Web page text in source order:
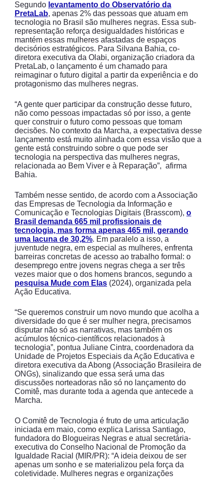
Segundo levantamento do Observatório da
PretaLab, apenas 2% das pessoas que atuam em
tecnologia no Brasil são mulheres negras. Essa sub-
representação reforça desigualdades históricas e
mantém essas mulheres afastadas de espaços
decisórios estratégicos. Para Silvana Bahia, co-
diretora executiva da Olabi, organização criadora da
PretaLab, o lançamento é um chamado para
reimaginar o futuro digital a partir da experiência e do
protagonismo das mulheres negras.
“A gente quer participar da construção desse futuro,
não como pessoas impactadas só por isso, a gente
quer construir o futuro como pessoas que tomam
decisões. No contexto da Marcha, a expectativa desse
lançamento está muito alinhada com essa visão que a
gente está construindo sobre o que pode ser
tecnologia na perspectiva das mulheres negras,
relacionada ao Bem Viver e à Reparação”, afirma
Bahia.
Também nesse sentido, de acordo com a Associação
das Empresas de Tecnologia da Informação e
Comunicação e Tecnologias Digitais (Brasscom), o
Brasil demanda 665 mil profissionais de
tecnologia, mas forma apenas 465 mil, gerando
uma lacuna de 30,2%. Em paralelo a isso, a
juventude negra, em especial as mulheres, enfrenta
barreiras concretas de acesso ao trabalho formal: o
desemprego entre jovens negras chega a ser três
vezes maior que o dos homens brancos, segundo a
pesquisa Mude com Elas (2024), organizada pela
Ação Educativa.
“Se queremos construir um novo mundo que acolha a
diversidade do que é ser mulher negra, precisamos
disputar não só as narrativas, mas também os
acúmulos técnico-científicos relacionados à
tecnologia”, pontua Juliane Cintra, coordenadora da
Unidade de Projetos Especiais da Ação Educativa e
diretora executiva da Abong (Associação Brasileira de
ONGs), sinalizando que essa será uma das
discussões norteadoras não só no lançamento do
Comitê, mas durante toda a agenda que antecede a
Marcha.
O Comitê de Tecnologia é fruto de uma articulação
iniciada em maio, como explica Larissa Santiago,
fundadora do Blogueiras Negras e atual secretária-
executiva do Conselho Nacional de Promoção da
Igualdade Racial (MIR/PR): “A ideia deixou de ser
apenas um sonho e se materializou pela força da
coletividade. Mulheres negras e organizações